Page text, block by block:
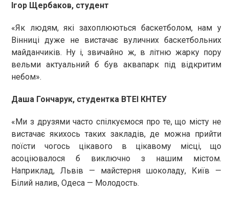
Ігор Щербаков, студент
«Як людям, які захоплюються баскетболом, нам у
Вінниці дуже не вистачає вуличних баскетбольних
майданчиків. Ну і, звичайно ж, в літню жарку пору
вельми актуальний б був аквапарк під відкритим
небом».
Даша Гончарук, студентка ВТЕІ КНТЕУ
«Ми з друзями часто спілкуємося про те, що місту не
вистачає якихось таких закладів, де можна прийти
поїсти чогось цікавого в цікавому місці, що
асоціювалося б виключно з нашим містом.
Наприклад, Львів — майстерня шоколаду, Київ —
Білий налив, Одеса — Молодость.